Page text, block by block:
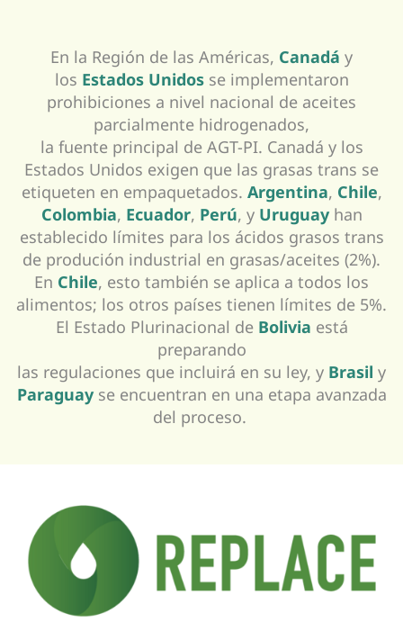
En la Región de las Américas, Canadá y
los Estados Unidosse implementaron
prohibiciones a nivel nacional de aceites
parcialmente hidrogenados,
la fuente principal de AGT-PI. Canadá y los
Estados Unidos exigen que las grasas trans se
etiqueten en empaquetados. Argentina, Chile,
Colombia, Ecuador, Perú, y Uruguayhan
establecido límites para los ácidos grasos trans
de produción industrial en grasas/aceites (2%).
En Chile, esto también se aplica a todos los
alimentos; los otros países tienen límites de 5%.
El Estado Plurinacional de Bolivia está
preparando
las regulaciones que incluirá en su ley, y Brasil y
Paraguayse encuentran en una etapa avanzada
del proceso.